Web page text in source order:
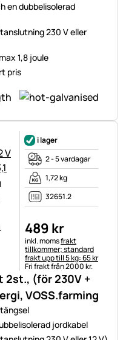
en dubbelisolerad
230 V eller
1,8 joule
pris
2st., (för 230V +
VOSS.farming
jordkabel
i lager
2 - 5 vardagar
1,72 kg
32651.2
489 kr
Skatteinformation:
inkl. momsfrakt
tillkommer; standard
frakt upp till 5 kg: 65 kr
Fri frakt från 2000 kr.